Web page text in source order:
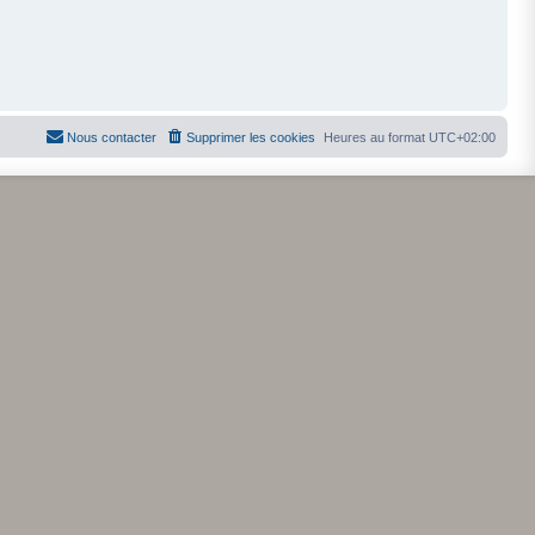
Heures au format UTC+02:00
Supprimer les cookies
Nous contacter